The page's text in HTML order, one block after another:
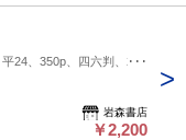
24、350p、四六判、2冊
岩森書店
￥2,200